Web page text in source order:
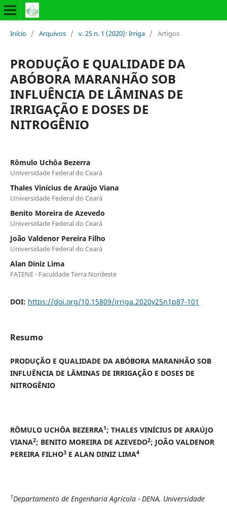
Início / Arquivos / v. 25 n. 1 (2020): Irriga / Artigos
PRODUÇÃO E QUALIDADE DA
ABÓBORA MARANHÃO SOB
INFLUÊNCIA DE LÂMINAS DE
IRRIGAÇÃO E DOSES DE
NITROGÊNIO
Rômulo Uchôa Bezerra
Universidade Federal do Ceará
Thales Vinícius de Araújo Viana
Universidade Federal do Ceará
Benito Moreira de Azevedo
Universidade Federal do Ceará
João Valdenor Pereira Filho
Universidade Federal do Ceará
Alan Diniz Lima
FATENE - Faculdade Terra Nordeste
DOI: https://doi.org/10.15809/irriga.2020v25n1p87-101
Resumo
PRODUÇÃO E QUALIDADE DA ABÓBORA MARANHÃO SOB
INFLUÊNCIA DE LÂMINAS DE IRRIGAÇÃO E DOSES DE
NITROGÊNIO
RÔMULO UCHÔA BEZERRA1; THALES VINÍCIUS DE ARAÚJO
VIANA2; BENITO MOREIRA DE AZEVEDO2; JOÃO VALDENOR
PEREIRA FILHO3E ALAN DINIZ LIMA4
1Departamento de Engenharia Agrícola - DENA, Universidade